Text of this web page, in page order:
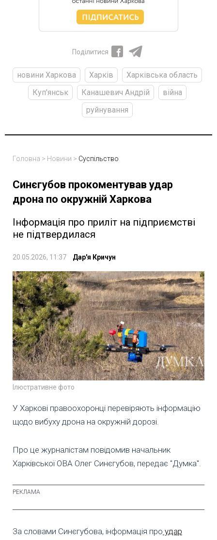
Поділитися
новини Харкова Харків
Харківська область
Куп'янськ
Канашевич Андрій
війна
руйнування
Головна > Новини > Суспільство
Синєгубов прокоментував удар
дрона по окружній Харкова
Інформація про приліт на підприємстві
не підтвердилася
20.05.2026, 11:37 Дар'я Кричун
Ілюстративне фото
У Харкові правоохоронці перевіряють інформацію
щодо вибуху дрона на окружній дорозі.
Про це журналістам повідомив начальник
Харківської ОВА Олег Синєгубов, передає "Думка".
За словами Синєгубова, інформація про удар